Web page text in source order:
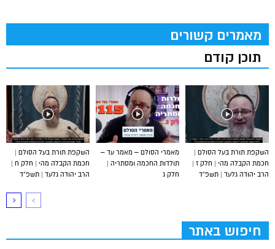
מאמרים קשורים
תוכן קודם
השקפת תורת בעל הסולם |
חכמת הקבלה מהי | חלק ח |
הרב יהודה גלעד | תשפ”ד
מאמרי הסולם – מאמר עד –
תולדות החכמה ומסתריה |
חלק ג
השקפת תורת בעל הסולם |
חכמת הקבלה מהי | חלק ז |
הרב יהודה גלעד | תשפ”ד
חיפוש באתר